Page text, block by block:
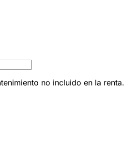
no incluido en la renta.